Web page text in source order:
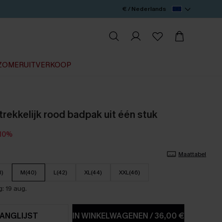
€ / Nederlands
rood badpak uit één stuk
Maattabel
M(40) L(42) XL(44) XXL(46)
19 aug.
IN WINKELWAGENEN/36,00 €